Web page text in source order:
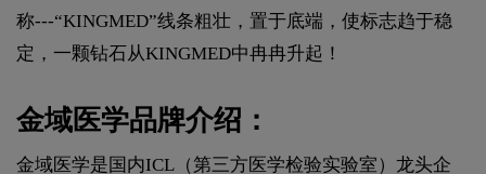
称---“KINGMED”线条粗壮，置于底端，使标志趋于稳
定，一颗钻石从KINGMED中冉冉升起！
金域医学品牌介绍：
金域医学是国内ICL（第三方医学检验实验室）龙头企